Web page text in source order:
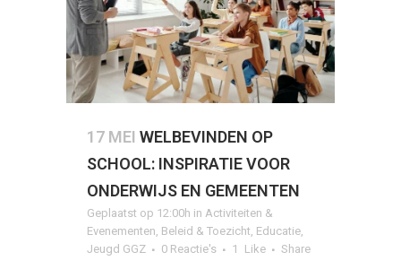
17 MEI WELBEVINDEN OP
SCHOOL: INSPIRATIE VOOR
ONDERWIJS EN GEMEENTEN
Geplaatst op 12:00h in Activiteiten &
Evenementen, Beleid & Toezicht, Educatie,
Jeugd GGZ
0 Reactie's 1 Like Share